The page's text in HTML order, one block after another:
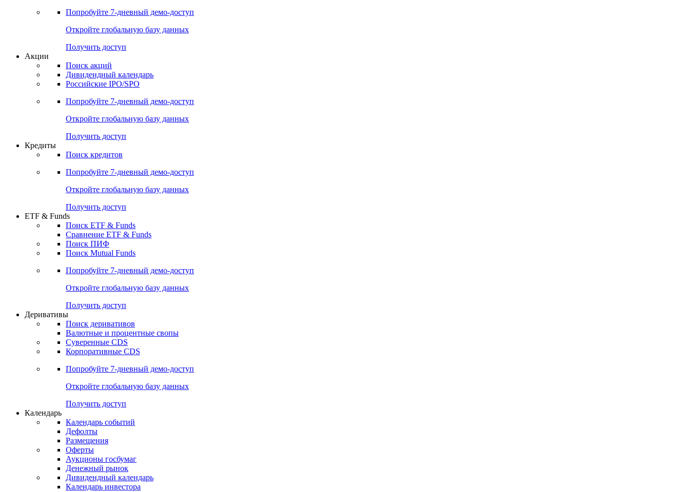
Попробуйте 7-дневный демо-доступ
Откройте глобальную базу данных
Получить доступ
Акции
Поиск акций
Дивидендный календарь
Российские IPO/SPO
Попробуйте 7-дневный демо-доступ
Откройте глобальную базу данных
Получить доступ
Кредиты
Поиск кредитов
Попробуйте 7-дневный демо-доступ
Откройте глобальную базу данных
Получить доступ
ETF & Funds
Поиск ETF & Funds
Сравнение ETF & Funds
Поиск ПИФ
Поиск Mutual Funds
Попробуйте 7-дневный демо-доступ
Откройте глобальную базу данных
Получить доступ
Деривативы
Поиск деривативов
Валютные и процентные свопы
Суверенные CDS
Корпоративные CDS
Попробуйте 7-дневный демо-доступ
Откройте глобальную базу данных
Получить доступ
Календарь
Календарь событий
Дефолты
Размещения
Оферты
Аукционы госбумаг
Денежный рынок
Дивидендный календарь
Календарь инвестора